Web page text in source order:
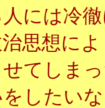
には冷
思想に
てしま
したい